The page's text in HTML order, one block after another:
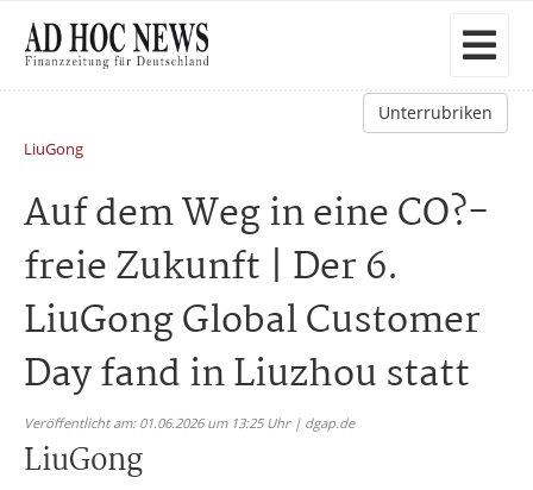
Unterrubriken
LiuGong
Auf dem Weg in eine CO?-
freie Zukunft | Der 6.
LiuGong Global Customer
Day fand in Liuzhou statt
Veröffentlicht am: 01.06.2026 um 13:25 Uhr | dgap.de
LiuGong